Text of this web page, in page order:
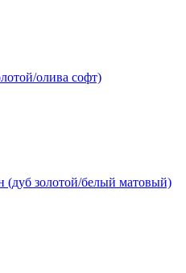
олива софт)
золотой/белый матовый)